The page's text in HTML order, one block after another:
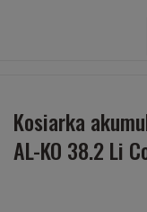
Kosiarka
AL-KO 38.2 Li